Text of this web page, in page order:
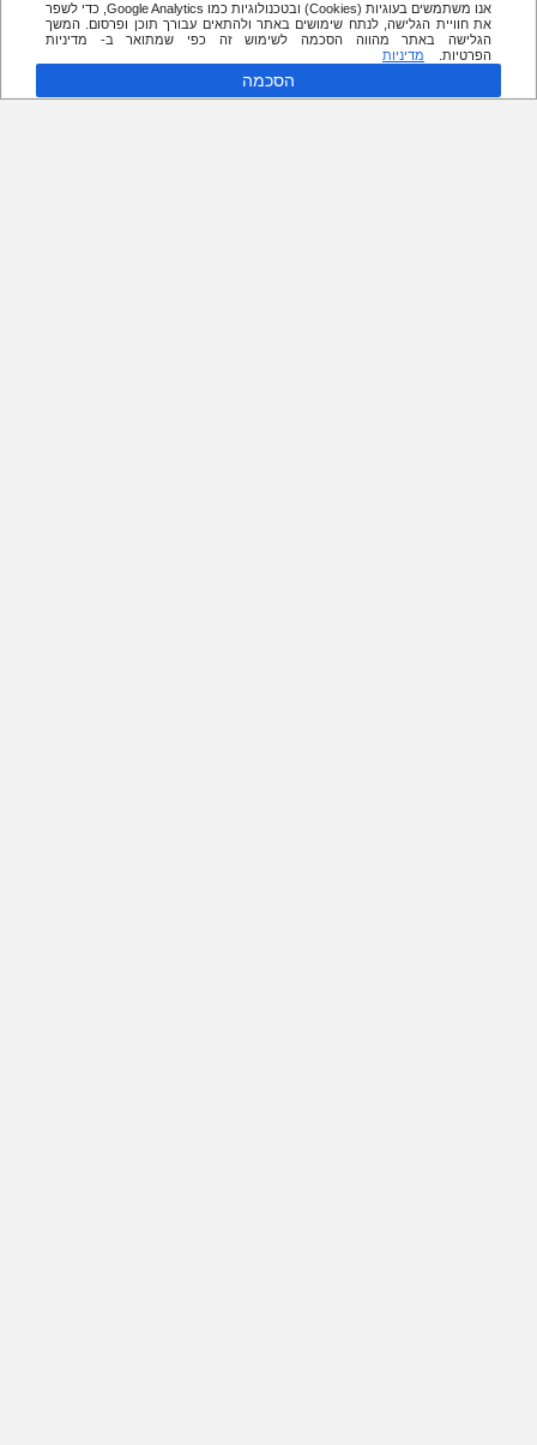
אנו משתמשים בעוגיות (Cookies) ובטכנולוגיות כמו Google Analytics, כדי לשפר
את חוויית הגלישה, לנתח שימושים באתר ולהתאים עבורך תוכן ופרסום. המשך
הגלישה באתר מהווה הסכמה לשימוש זה כפי שמתואר ב- מדיניות
הפרטיות.
מדיניות
הסכמה